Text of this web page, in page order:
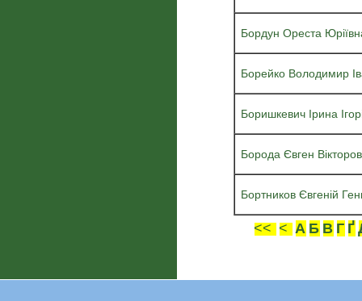
Бордун Ореста
Борейко Володимир
Боришкевич Ірина
Борода Євген
Бортников Євгеній
<< < А Б В Г Ґ